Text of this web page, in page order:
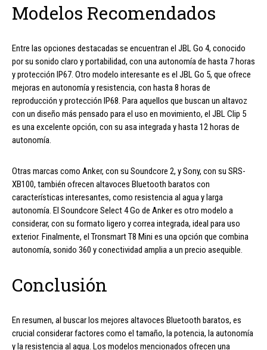
Modelos Recomendados
Entre las opciones destacadas se encuentran el JBL Go 4, conocido
por su sonido claro y portabilidad, con una autonomía de hasta 7 horas
y protección IP67. Otro modelo interesante es el JBL Go 5, que ofrece
mejoras en autonomía y resistencia, con hasta 8 horas de
reproducción y protección IP68. Para aquellos que buscan un altavoz
con un diseño más pensado para el uso en movimiento, el JBL Clip 5
es una excelente opción, con su asa integrada y hasta 12 horas de
autonomía.
Otras marcas como Anker, con su Soundcore 2, y Sony, con su SRS-
XB100, también ofrecen altavoces Bluetooth baratos con
características interesantes, como resistencia al agua y larga
autonomía. El Soundcore Select 4 Go de Anker es otro modelo a
considerar, con su formato ligero y correa integrada, ideal para uso
exterior. Finalmente, el Tronsmart T8 Mini es una opción que combina
autonomía, sonido 360 y conectividad amplia a un precio asequible.
Conclusión
En resumen, al buscar los mejores altavoces Bluetooth baratos, es
crucial considerar factores como el tamaño, la potencia, la autonomía
y la resistencia al agua. Los modelos mencionados ofrecen una